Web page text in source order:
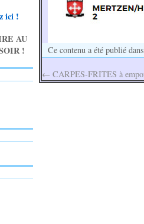
Ce contenu a été publié
← CARPES-FRITES à
ici !
AU
!